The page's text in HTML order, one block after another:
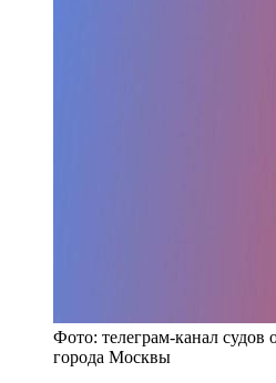
Фото: телеграм-канал
города Москвы